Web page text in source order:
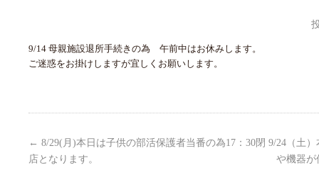
9/14 母親施設退所手続きの為 午前中はお休みします。
ご迷惑をお掛けしますが宜しくお願いします。
← 8/29(月)本日は子供の部活保護者当番の為17：30閉
店となります。
9/24（土
や機器が